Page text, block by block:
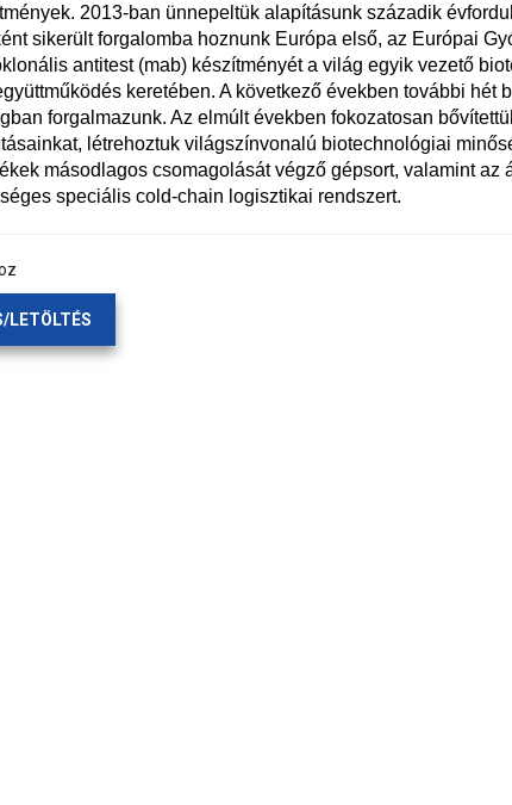
2013-ban ünnepeltük alapításunk századik
sikerült forgalomba hoznunk Európa első, az Európai
antitest (mab) készítményét a világ egyik vezető
keretében. A következő években további hét
forgalmazunk. Az elmúlt években fokozatosan
létrehoztuk világszínvonalú biotechnológiai
másodlagos csomagolását végző gépsort, valamint
speciális cold-chain logisztikai rendszert.
LETÖLTÉS